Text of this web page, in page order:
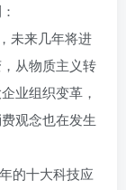
未来几年将进
从物质主义转
业组织变革，
观念也在发生
的十大科技应